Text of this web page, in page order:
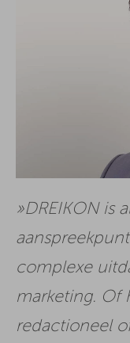
DREIKON is
complexe
marketing. Of
redactioneel